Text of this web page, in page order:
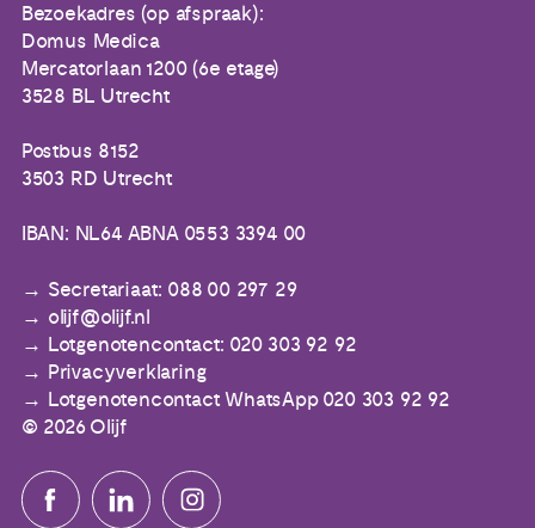
Bezoekadres (op afspraak):
Domus Medica
Mercatorlaan 1200 (6e etage)
3528 BL Utrecht
Postbus 8152
3503 RD Utrecht
IBAN: NL64 ABNA 0553 3394 00
Secretariaat: 088 00 297 29
olijf@olijf.nl
Lotgenotencontact: 020 303 92 92
Privacyverklaring
Lotgenotencontact WhatsApp 020 303 92 92
© 2026 Olijf